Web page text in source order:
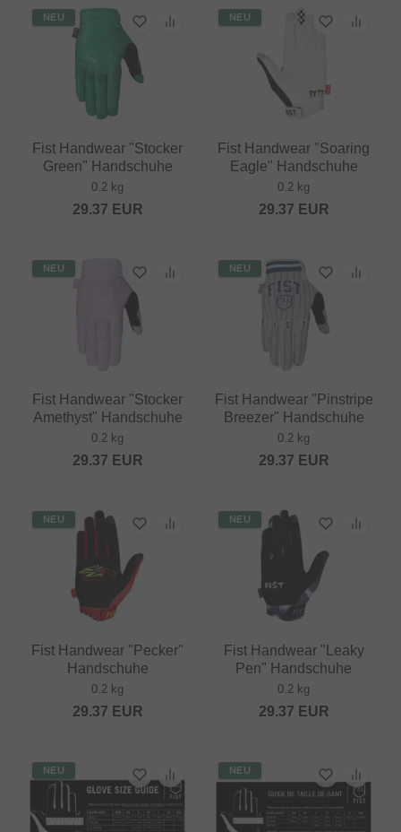
NEU
Fist Handwear "Stocker
Green" Handschuhe
0.2 kg
29.37 EUR
NEU
Fist Handwear "Soaring
Eagle" Handschuhe
0.2 kg
29.37 EUR
NEU
Fist Handwear "Stocker
Amethyst" Handschuhe
0.2 kg
29.37 EUR
NEU
Fist Handwear "Pinstripe
Breezer" Handschuhe
0.2 kg
29.37 EUR
NEU
Fist Handwear "Pecker"
Handschuhe
0.2 kg
29.37 EUR
NEU
Fist Handwear "Leaky
Pen" Handschuhe
0.2 kg
29.37 EUR
NEU NEU